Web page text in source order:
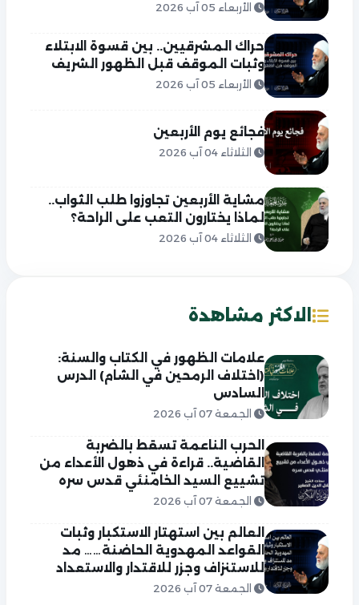
الأربعاء 05 آب 2026
حراك المشرقيين.. بين قسوة الابتلاء
وثبات الموقف قبل الظهور الشريف
الأربعاء 05 آب 2026
فجائع يوم الأربعين
الثلاثاء 04 آب 2026
مشاية الأربعين تجاوزوا طلب الثواب..
لماذا يختارون التعب على الراحة؟
الثلاثاء 04 آب 2026
الاكثر مشاهدة
علامات الظهور في الكتاب والسنة:
(اختلاف الرمحين في الشام) الدرس
السادس
الجمعة 07 آب 2026
الحرب الناعمة تسقط بالضربة
القاضية.. قراءة في ذهول الأعداء من
تشييع السيد الخامنئي قدس سره
الجمعة 07 آب 2026
العالم بين استهتار الاستكبار وثبات
القواعد المهدوية الحاضنة…… مد
للاستنزاف وجزر للاقتدار والاستعداد
الجمعة 07 آب 2026